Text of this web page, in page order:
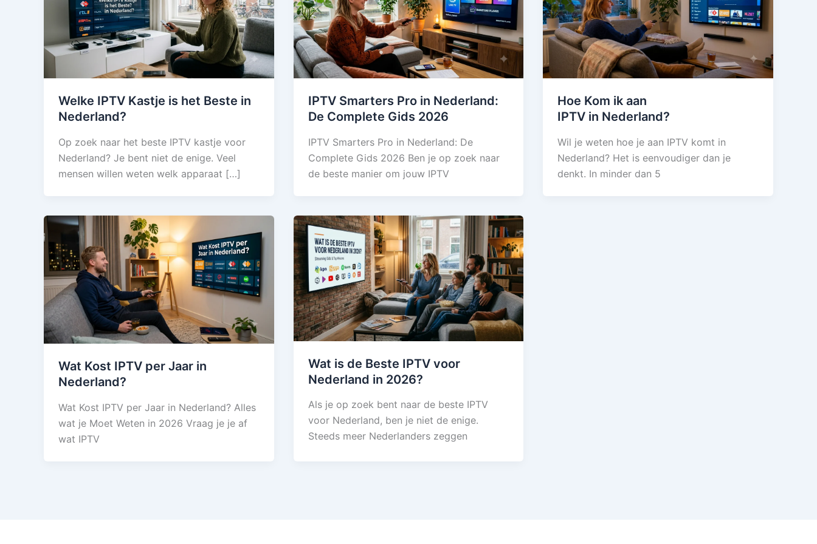
Welke IPTV Kastje is het Beste in
Nederland?
Op zoek naar het beste IPTV kastje voor
Nederland? Je bent niet de enige. Veel
mensen willen weten welk apparaat […]
IPTV Smarters Pro in Nederland:
De Complete Gids 2026
IPTV Smarters Pro in Nederland: De
Complete Gids 2026 Ben je op zoek naar
de beste manier om jouw IPTV
Hoe Kom ik aan
IPTV in Nederland?
Wil je weten hoe je aan IPTV komt in
Nederland? Het is eenvoudiger dan je
denkt. In minder dan 5
Wat Kost IPTV per Jaar in
Nederland?
Wat Kost IPTV per Jaar in Nederland? Alles
wat je Moet Weten in 2026 Vraag je je af
wat IPTV
Wat is de Beste IPTV voor
Nederland in 2026?
Als je op zoek bent naar de beste IPTV
voor Nederland, ben je niet de enige.
Steeds meer Nederlanders zeggen